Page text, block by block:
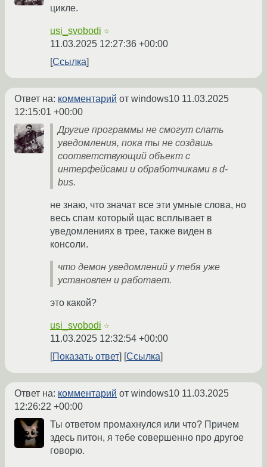
цикле.
usi_svobodi ☆
11.03.2025 12:27:36 +00:00
Ссылка
Ответ на: комментарий от windows10 11.03.2025
12:15:01 +00:00
Другие программы не смогут слать
уведомления, пока ты не создашь
соответствующий объект с
интерфейсами и обработчиками в d-
bus.
не знаю, что значат все эти умные слова, но
весь спам который щас всплывает в
уведомлениях в трее, также виден в
консоли.
что демон уведомлений у тебя уже
установлен и работает.
это какой?
usi_svobodi ☆
11.03.2025 12:32:54 +00:00
Показать ответ
Ссылка
Ответ на: комментарий от windows10 11.03.2025
12:26:22 +00:00
Ты ответом промахнулся или что? Причем
здесь питон, я тебе совершенно про другое
говорю.